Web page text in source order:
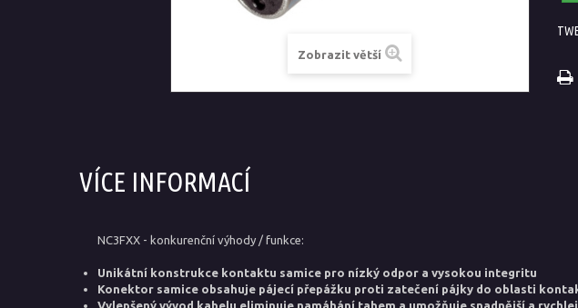
Zobrazit větší
VÍCE INFORMACÍ
NC3FXX - konkurenční výhody / funkce:
Unikátní konstrukce kontaktu samice pro nízký odpor a vysokou integritu
Konektor samice obsahuje pájecí přepážku proti zatečení pájky do oblasti
Vylepšený vývod kabelu eliminuje namáhání tahem a umožňuje snadnější a